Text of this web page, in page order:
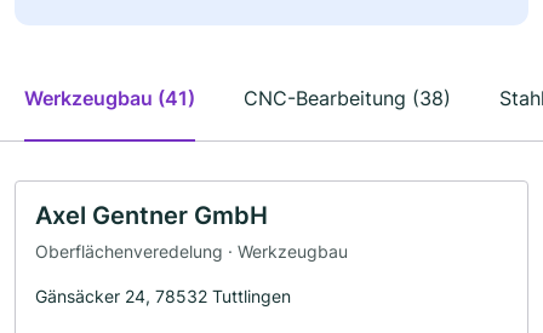
Werkzeugbau (41) CNC-Bearbeitung (38)
Axel Gentner GmbH
Oberflächenveredelung · Werkzeugbau
Gänsäcker 24, 78532 Tuttlingen